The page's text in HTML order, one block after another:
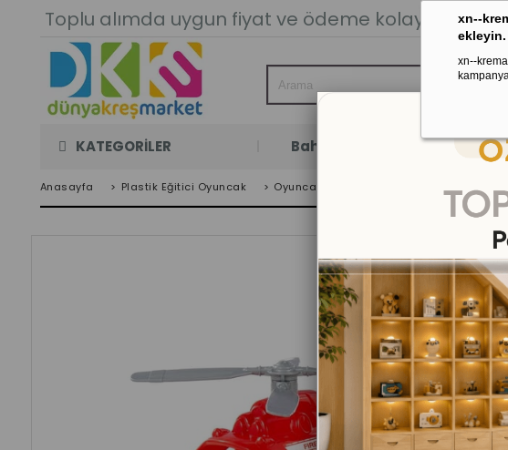
xn--
ekleyin.
xn--
Toplu alımda uygun fiyat ve ödeme kolaylığı.
KATEGORİLER Bahçe Oyun Odası
Anasayfa > Plastik Eğitici Oyuncak > Oyuncak Arabalar İtfaiye Helikopter